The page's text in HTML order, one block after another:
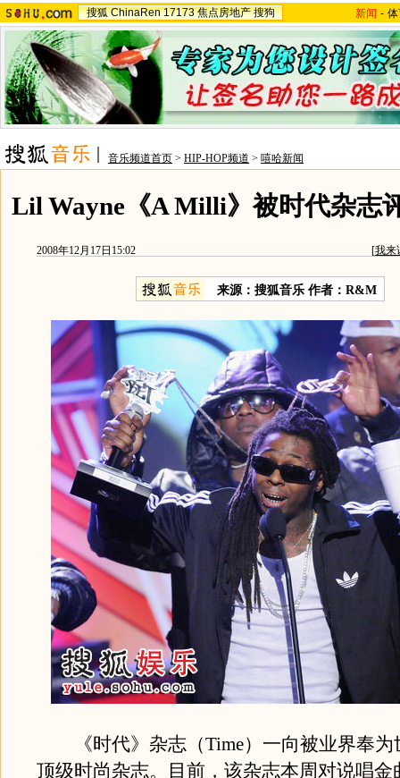
搜狐 ChinaRen 17173 焦点房地产 搜狗 新闻 -
音乐频道首页 > HIP-HOP频道 > 嘻哈新闻
Lil Wayne《A Milli》被时代杂志
2008年12月17日15:02 [我来
来源：搜狐音乐 作者：R&M
《时代》杂志（Time）一向被业界奉为
顶级时尚杂志。目前，该杂志本周对说唱金